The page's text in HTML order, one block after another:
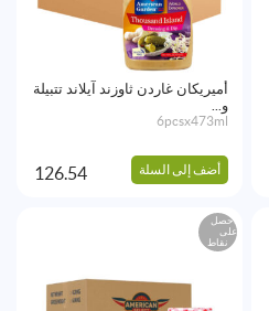
أميريكان غاردن ثاوزند آيلاند تتبيلة
و...
6pcsx473ml
أضف إلى السلة 126.54
احصل
على
نقاط